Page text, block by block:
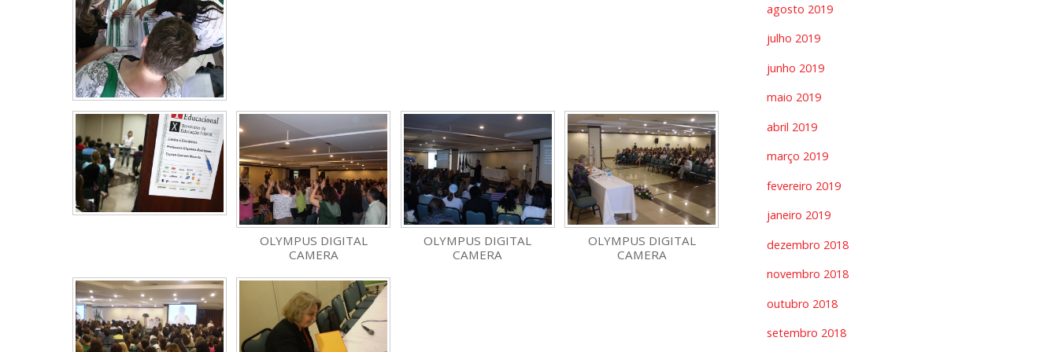
OLYMPUS DIGITAL
CAMERA
OLYMPUS DIGITAL
CAMERA
OLYMPUS DIGITAL
CAMERA
agosto 2019
julho 2019
junho 2019
maio 2019
abril 2019
março 2019
fevereiro 2019
janeiro 2019
dezembro 2018
novembro 2018
outubro 2018
setembro 2018